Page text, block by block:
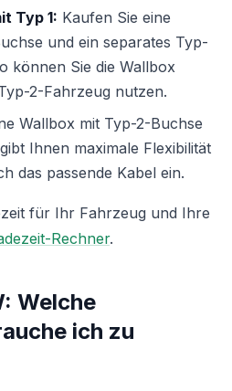
Typ 1: Kaufen Sie eine
und ein separates Typ-
können Sie die Wallbox
2-Fahrzeug nutzen.
Wallbox mit Typ-2-Buchse
Ihnen maximale Flexibilität
das passende Kabel ein.
für Ihr Fahrzeug und Ihre
Rechner.
Welche
ich zu